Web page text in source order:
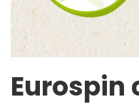
Eurospin